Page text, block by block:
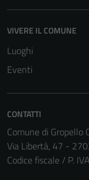
VIVERE IL COMUNE
Luoghi
Eventi
CONTATTI
Comune di Gropello
Via Libertà, 47 -
Codice fiscale / P.